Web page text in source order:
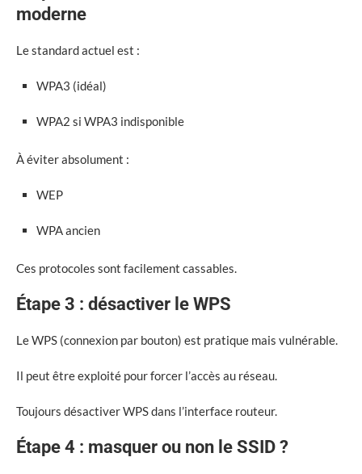
moderne
Le standard actuel est :
WPA3 (idéal)
WPA2 si WPA3 indisponible
À éviter absolument :
WEP
WPA ancien
Ces protocoles sont facilement cassables.
Étape 3 : désactiver le WPS
Le WPS (connexion par bouton) est pratique mais vulnérable.
Il peut être exploité pour forcer l’accès au réseau.
Toujours désactiver WPS dans l’interface routeur.
Étape 4 : masquer ou non le SSID ?